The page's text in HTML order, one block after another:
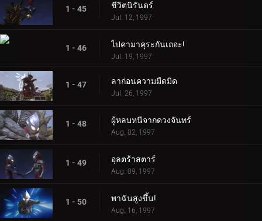
1 - 45 ชีวิตนิรันดร์
Jul. 12, 1997
1 - 46 ไปคามาคุระกันเถอะ!
Jul. 19, 1997
1 - 47 ลาก่อนความมืดมิด
Jul. 26, 1997
1 - 48 ผู้หลบหนีจากดวงจันทร์
Aug. 02, 1997
1 - 49 อุลตร้าสตาร์
Aug. 09, 1997
1 - 50 พาฉันสูงขึ้น!
Aug. 16, 1997